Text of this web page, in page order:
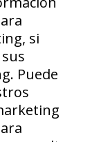
si
Puede